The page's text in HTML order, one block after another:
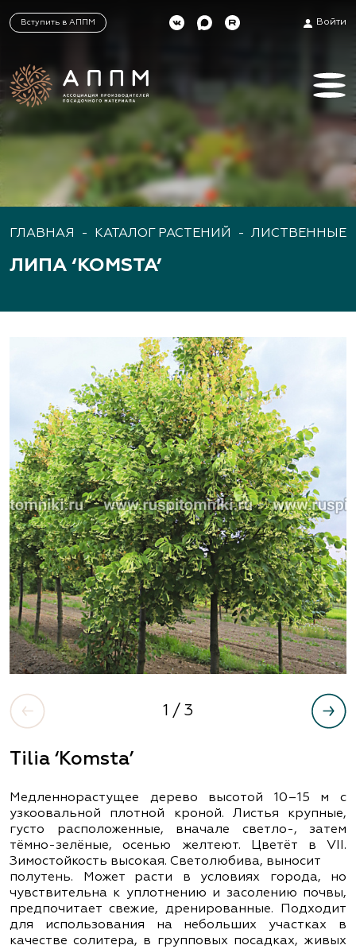
Вступить в АППМ Войти
ГЛАВНАЯ - КАТАЛОГ РАСТЕНИЙ - ЛИСТВЕННЫЕ
ЛИПА ‘KOMSTA’
1 / 3
Tilia ‘Komsta’
Медленнорастущее дерево высотой 10–15 м с
узкоовальной плотной кроной. Листья крупные,
густо расположенные, вначале светло-, затем
тёмно-зелёные, осенью желтеют. Цветёт в VII.
Зимостойкость высокая. Светолюбива, выносит
полутень. Может расти в условиях города, но
чувствительна к уплотнению и засолению почвы,
предпочитает свежие, дренированные. Подходит
для использования на небольших участках в
качестве солитера, в групповых посадках, живых